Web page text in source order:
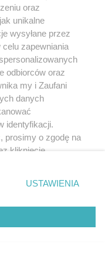
oraz
unikalne
wysyłane przez
zapewniania
odbiorców oraz
my i Zaufani
danych
identyfikacji.
prosimy o zgodę na
kliknięcie
prywatności
strony
zgody
się takiemu
zastosowanie tylko
USTAWIENIA